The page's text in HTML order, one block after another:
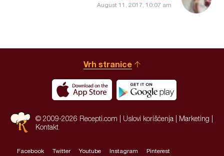
August 11, 2017, 10:07 am
Vrh stranice
© 2009-2026 Recepti.com | Uslovi korišćenja Marketing
Kontakt
Facebook Twitter Youtube Instagram Pinterest